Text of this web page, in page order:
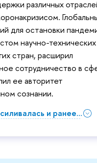
различных
для остановки
научно-технических
стран, расширил
сотрудничество в
ее авторитет
сознании.
и ранее...